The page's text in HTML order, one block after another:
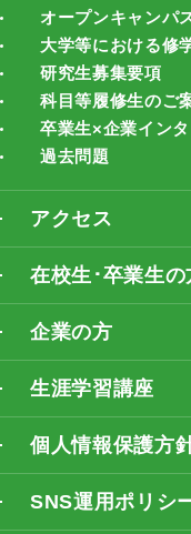
オープンキャンパ
大学等における修
研究生募集要項
科目等履修生のご
卒業生×企業イン
過去問題
アクセス
在校生･卒業生の
企業の方
生涯学習講座
個人情報保護方
SNS運用ポリシ